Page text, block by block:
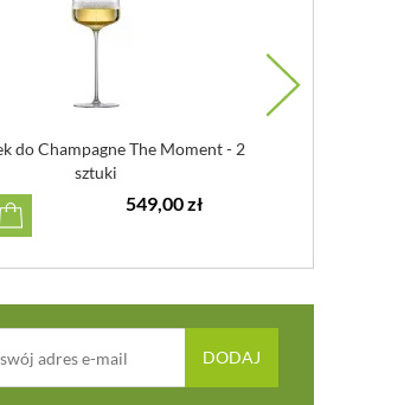
do Champagne The Moment - 2
sztuki
549,00 zł
DODAJ